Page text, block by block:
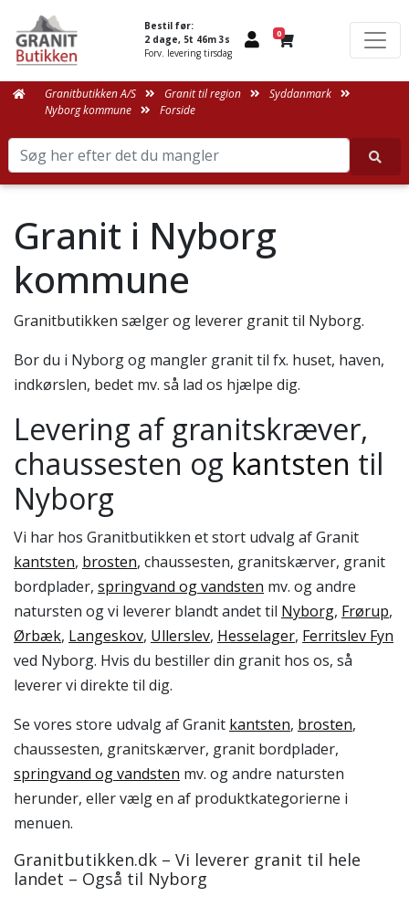
Granit i Nyborg
kommune
Granitbutikken sælger og leverer granit til Nyborg.
Bor du i Nyborg og mangler granit til fx. huset, haven,
indkørslen, bedet mv. så lad os hjælpe dig.
Levering af granitskræver,
chaussesten og kantsten til
Nyborg
Vi har hos Granitbutikken et stort udvalg af Granit
kantsten, brosten, chaussesten, granitskærver, granit
bordplader, springvand og vandsten mv. og andre
natursten og vi leverer blandt andet til Nyborg, Frørup,
Ørbæk, Langeskov, Ullerslev, Hesselager, Ferritslev Fyn
ved Nyborg. Hvis du bestiller din granit hos os, så
leverer vi direkte til dig.
Se vores store udvalg af Granit kantsten, brosten,
chaussesten, granitskærver, granit bordplader,
springvand og vandsten mv. og andre natursten
herunder, eller vælg en af produktkategorierne i
menuen.
Granitbutikken.dk – Vi leverer granit til hele
landet – Også til Nyborg
Bestil før:
2 dage, 5t 46m 3s
Forv. levering tirsdag
0
Granitbutikken A/S Granit til region
Syddanmark
Nyborg kommune
Forside